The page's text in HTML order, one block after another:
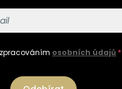
osobních údajů *